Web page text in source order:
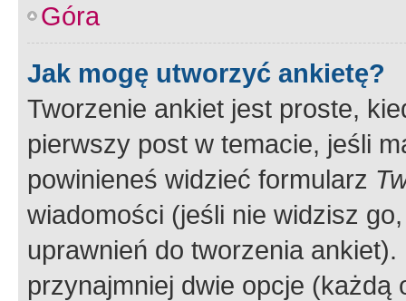
Góra
Jak mogę utworzyć ankietę?
Tworzenie ankiet jest proste,
pierwszy post w temacie, jeśli
powinieneś widzieć formularz
wiadomości (jeśli nie widzisz
uprawnień do tworzenia
przynajmniej dwie opcje